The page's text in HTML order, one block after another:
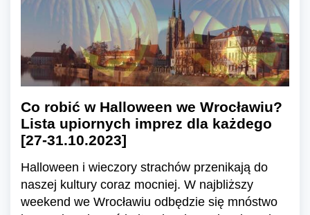
Co robić w Halloween we Wrocławiu?
Lista upiornych imprez dla każdego
[27-31.10.2023]
Halloween i wieczory strachów przenikają do
naszej kultury coraz mocniej. W najbliższy
weekend we Wrocławiu odbędzie się mnóstwo